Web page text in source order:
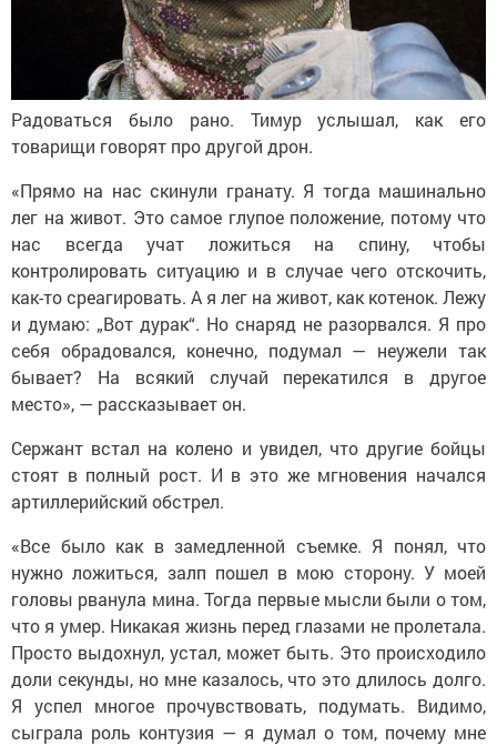
Радоваться было рано. Тимур услышал, как его
товарищи говорят про другой дрон.
«Прямо на нас скинули гранату. Я тогда машинально
лег на живот. Это самое глупое положение, потому что
нас всегда учат ложиться на спину, чтобы
контролировать ситуацию и в случае чего отскочить,
как-то среагировать. А я лег на живот, как котенок. Лежу
и думаю: „Вот дурак“. Но снаряд не разорвался. Я про
себя обрадовался, конечно, подумал — неужели так
бывает? На всякий случай перекатился в другое
место», — рассказывает он.
Сержант встал на колено и увидел, что другие бойцы
стоят в полный рост. И в это же мгновения начался
артиллерийский обстрел.
«Все было как в замедленной съемке. Я понял, что
нужно ложиться, залп пошел в мою сторону. У моей
головы рванула мина. Тогда первые мысли были о том,
что я умер. Никакая жизнь перед глазами не пролетала.
Просто выдохнул, устал, может быть. Это происходило
доли секунды, но мне казалось, что это длилось долго.
Я успел многое прочувствовать, подумать. Видимо,
сыграла роль контузия — я думал о том, почему мне